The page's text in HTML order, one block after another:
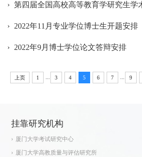
第四届全国高校高等教育学研究生学术论坛会
2022年11月专业学位博士生开题安排
2022年9月博士学位论文答辩安排
上页 1 3 4 5 6 7 9
挂靠研究机构
厦门大学考试研究中心
厦门大学高教质量与评估研究所